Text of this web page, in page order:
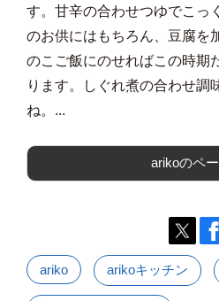
す。甘辛の合わせつゆでこっ
のお供にはもちろん、豆腐を
のこご飯にのせればこの時期
ります。しぐれ煮の合わせ調
ね。...
arikoのペ
ariko arikoキッチン